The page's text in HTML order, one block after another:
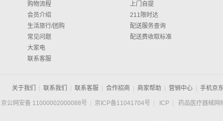
购物流程
会员介绍
生活旅行/团购
常见问题
大家电
联系客服
上门自提
211限时达
配送服务查询
配送费收取标准
关于我们 联系我们 联系客服 合作招商 商家帮助 营销中心 手机京
京公网安备 11000002000088号 京ICP备11041704号 ICP 药品医疗器械网